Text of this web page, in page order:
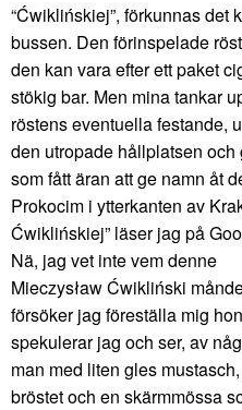
“Ćwiklińskiej”, förkunnas det
bussen. Den förinspelade
den kan vara efter ett paket
stökig bar. Men mina tankar
röstens eventuella festande,
den utropade hållplatsen
som fått äran att ge namn åt
Prokocim i ytterkanten av
Ćwiklińskiej” läser jag på
Nä, jag vet inte vem denne
Mieczysław Ćwikliński
försöker jag föreställa mig
spekulerar jag och ser, av
man med liten gles
bröstet och en skärmmössa